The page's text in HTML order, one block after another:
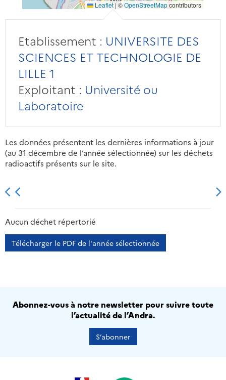
Leaflet|©OpenStreetMapcontributors
Etablissement : UNIVERSITE DES
SCIENCES ET TECHNOLOGIE DE
LILLE 1
Exploitant : Université ou
Laboratoire
Les données présentent les dernières informations à jour
(au 31 décembre de l’année sélectionnée) sur les déchets
radioactifs présents sur le site.
2013 2014
Aucun déchet répertorié
Télécharger le PDF de l'année sélectionnée
Abonnez-vous à notre newsletter pour suivre toute
l’actualité de l’Andra.
S’abonner